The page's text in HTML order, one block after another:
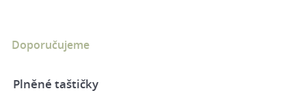
Doporučujeme
Plněné taštičky